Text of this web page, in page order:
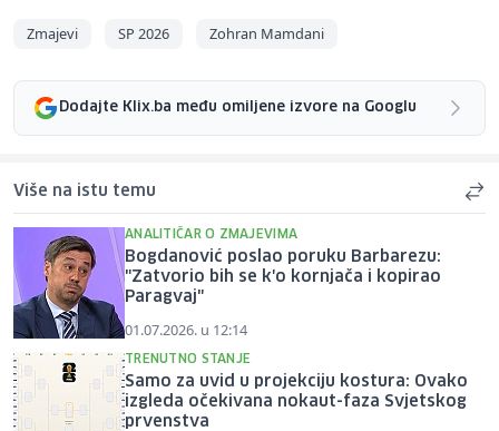
Zmajevi SP 2026 Zohran Mamdani
Dodajte Klix.ba među omiljene izvore na Googlu
Više na istu temu
ANALITIČAR O ZMAJEVIMA
Bogdanović poslao poruku Barbarezu:
"Zatvorio bih se k'o kornjača i kopirao
Paragvaj"
01.07.2026. u 12:14
TRENUTNO STANJE
Samo za uvid u projekciju kostura: Ovako
izgleda očekivana nokaut-faza Svjetskog
prvenstva